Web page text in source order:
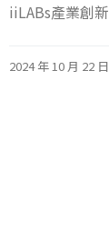
iiLABs產業創
2024 年 10 月 22 日